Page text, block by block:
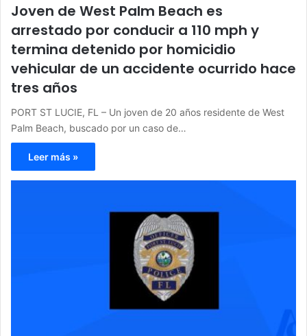
Joven de West Palm Beach es
arrestado por conducir a 110 mph y
termina detenido por homicidio
vehicular de un accidente ocurrido hace
tres años
PORT ST LUCIE, FL – Un joven de 20 años residente de West
Palm Beach, buscado por un caso de…
Leer más »